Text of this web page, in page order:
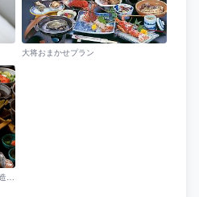
大将おまかせプラン
大将お任せ（2人前） 伊勢えびをお造り・塩焼・塩ゆでで